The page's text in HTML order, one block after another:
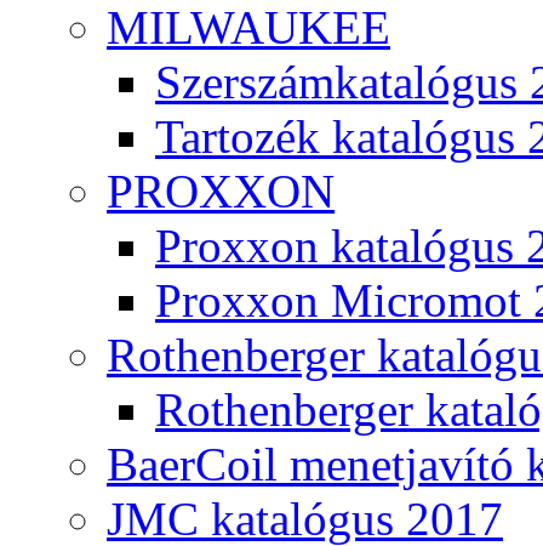
MILWAUKEE
Szerszámkatalógus
Tartozék katalógus
PROXXON
Proxxon katalógus
Proxxon Micromot
Rothenberger
Rothenberger
BaerCoil menetjavító
JMC katalógus 2017